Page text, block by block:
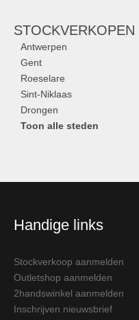
STOCKVERKOPEN
Antwerpen
Gent
Roeselare
Sint-Niklaas
Drongen
Toon alle steden
Handige links
Stockverkoop aanmelden
Outletshop aanmelden
2handswinkel aanmelden
Inschrijven nieuwsbrief